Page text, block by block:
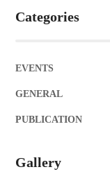
Categories
EVENTS
GENERAL
PUBLICATION
Gallery